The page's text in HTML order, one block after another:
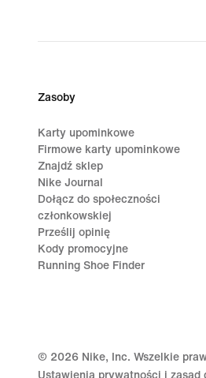
Zasoby
Karty upominkowe
Firmowe karty upominkowe
Znajdź sklep
Nike Journal
Dołącz do społeczności
członkowskiej
Prześlij opinię
Kody promocyjne
Running Shoe Finder
© 2026 Nike, Inc. Wszelkie
Ustawienia prywatności i